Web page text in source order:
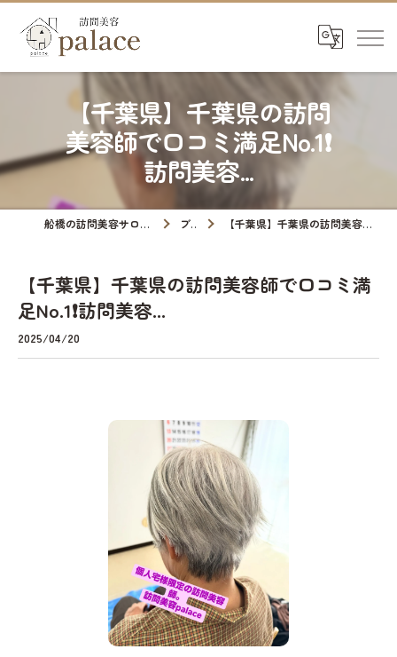
【千葉県】千葉県の訪問
美容師で口コミ満足No.1❗️
訪問美容...
船橋の訪問美容サロンなら訪問美容palace ブログ 【千葉県】千葉県の訪問美容師で口コミ満足No.1❗️訪問美容...
【千葉県】千葉県の訪問美容師で口コミ満
足No.1❗️訪問美容...
2025/04/20